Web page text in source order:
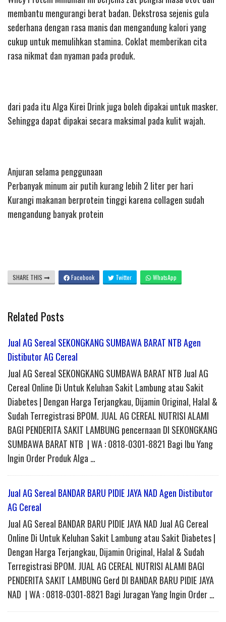
membantu mengurangi berat badan. Dekstrosa sejenis gula
sederhana dengan rasa manis dan mengandung kalori yang
cukup untuk memulihkan stamina. Coklat memberikan cita
rasa nikmat dan nyaman pada produk.
dari pada itu Alga Kirei Drink juga boleh dipakai untuk masker.
Sehingga dapat dipakai secara maksimal pada kulit wajah.
Anjuran selama penggunaan
Perbanyak minum air putih kurang lebih 2 liter per hari
Kurangi makanan berprotein tinggi karena collagen sudah
mengandung banyak protein
SHARE THIS Facebook Twitter WhatsApp
Related Posts
Jual AG Sereal SEKONGKANG SUMBAWA BARAT NTB Agen
Distibutor AG Cereal
Jual AG Sereal SEKONGKANG SUMBAWA BARAT NTB Jual AG
Cereal Online Di Untuk Keluhan Sakit Lambung atau Sakit
Diabetes | Dengan Harga Terjangkau, Dijamin Original, Halal &
Sudah Terregistrasi BPOM. JUAL AG CEREAL NUTRISI ALAMI
BAGI PENDERITA SAKIT LAMBUNG pencernaan DI SEKONGKANG
SUMBAWA BARAT NTB | WA : 0818-0301-8821 Bagi Ibu Yang
Ingin Order Produk Alga …
Jual AG Sereal BANDAR BARU PIDIE JAYA NAD Agen Distibutor
AG Cereal
Jual AG Sereal BANDAR BARU PIDIE JAYA NAD Jual AG Cereal
Online Di Untuk Keluhan Sakit Lambung atau Sakit Diabetes |
Dengan Harga Terjangkau, Dijamin Original, Halal & Sudah
Terregistrasi BPOM. JUAL AG CEREAL NUTRISI ALAMI BAGI
PENDERITA SAKIT LAMBUNG Gerd DI BANDAR BARU PIDIE JAYA
NAD | WA : 0818-0301-8821 Bagi Juragan Yang Ingin Order …